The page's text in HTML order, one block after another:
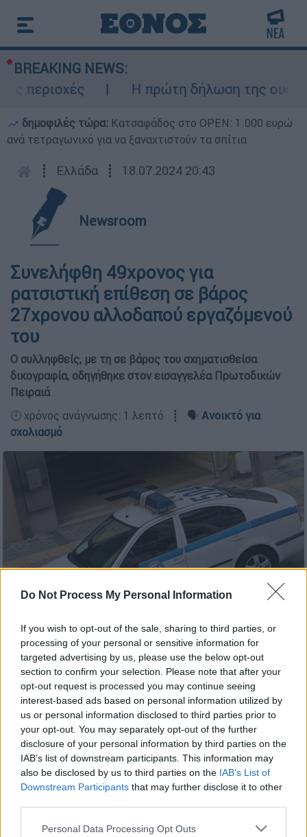
Do Not Process My Personal Information
If you wish to opt-out of the sale, sharing to third parties, or
processing of your personal or sensitive information for
targeted advertising by us, please use the below opt-out
section to confirm your selection. Please note that after your
opt-out request is processed you may continue seeing
interest-based ads based on personal information utilized by
us or personal information disclosed to third parties prior to
your opt-out. You may separately opt-out of the further
disclosure of your personal information by third parties on the
IAB’s list of downstream participants. This information may
also be disclosed by us to third parties on the IAB’s List of
Downstream Participants that may further disclose it to other
Please note that this website/app uses one or more Google
Personal Data Processing Opt Outs
BREAKING NEWS:
περιοχές
Η πρώτη δήλωση της
δημοφιλές τώρα: Κατσαφάδος στο OPEN: 1.000 ευρώ
ανά τετραγωνικό για να ξαναχτιστούν τα σπίτια
┋ Ελλάδα ┋ 18.07.2024 20:43
Newsroom
Συνελήφθη 49χρονος για
ρατσιστική επίθεση σε βάρος
27χρονου αλλοδαπού εργαζόμενού
του
Ο συλληφθείς, με τη σε βάρος του σχηματισθείσα
δικογραφία, οδηγήθηκε στον εισαγγελέα Πρωτοδικών
Πειραιά
🕛 χρόνος ανάγνωσης: 1 λεπτό ┋ 🗣️ Ανοικτό για
σχολιασμό
Προσθέστε το ΕΘΝΟΣ στη Google
Συνελήφθη στο πλαίσιοτης αυτόφωρης
διαδικασίας, χθες το μεσημέρι, από
αστυνομικούς του τμήματος Αντιμετώπισης
Ρατσιστικής Βίας της διεύθυνσης
Ασφάλειας Αττικής, ένας 49χρονος για
σωματικέςβλάβες, εξύβριση και απειλή-
εγκλήματα που τελέστηκαν με ρατσιστικά